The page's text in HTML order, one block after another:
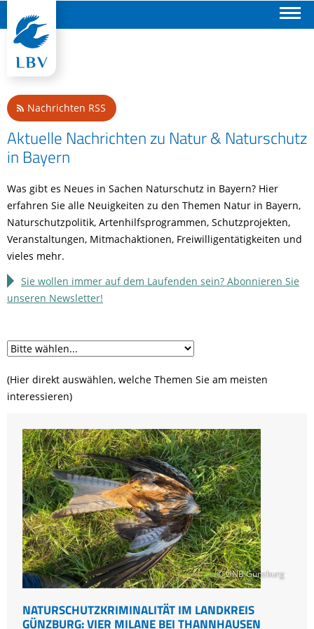
Nachrichten RSS
Aktuelle Nachrichten zu Natur & Naturschutz
in Bayern
Was gibt es Neues in Sachen Naturschutz in Bayern? Hier
erfahren Sie alle Neuigkeiten zu den Themen Natur in Bayern,
Naturschutzpolitik, Artenhilfsprogrammen, Schutzprojekten,
Veranstaltungen, Mitmachaktionen, Freiwilligentätigkeiten und
vieles mehr.
Sie wollen immer auf dem Laufenden sein? Abonnieren Sie
unseren Newsletter!
(Hier direkt auswählen, welche Themen Sie am meisten
interessieren)
© UNB Günzburg
NATURSCHUTZKRIMINALITÄT IM LANDKREIS
GÜNZBURG: VIER MILANE BEI THANNHAUSEN